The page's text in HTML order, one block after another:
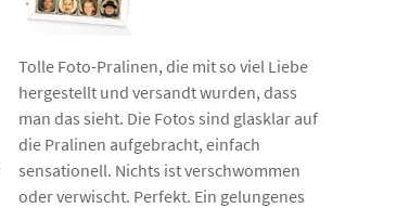
Tolle Foto-Pralinen, die mit so viel Liebe
hergestellt und versandt wurden, dass
man das sieht. Die Fotos sind glasklar auf
die Pralinen aufgebracht, einfach
sensationell. Nichts ist verschwommen
oder verwischt. Perfekt. Ein gelungenes